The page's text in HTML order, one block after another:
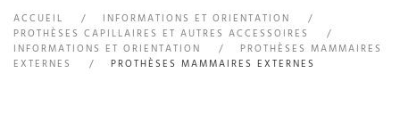
ACCUEIL
INFORMATIONS ET ORIENTATION
PROTHÈSES CAPILLAIRES ET AUTRES ACCESSOIRES
INFORMATIONS ET ORIENTATION
PROTHÈSES MAMMAIRES
EXTERNES
PROTHÈSES MAMMAIRES EXTERNES